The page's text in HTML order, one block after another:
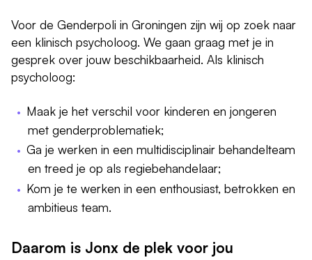
Voor de Genderpoli in Groningen zijn wij op zoek naar
een klinisch psycholoog. We gaan graag met je in
gesprek over jouw beschikbaarheid. Als klinisch
psycholoog:
Maak je het verschil voor kinderen en jongeren
met genderproblematiek;
Ga je werken in een multidisciplinair behandelteam
en treed je op als regiebehandelaar;
Kom je te werken in een enthousiast, betrokken en
ambitieus team.
Daarom is Jonx de plek voor jou